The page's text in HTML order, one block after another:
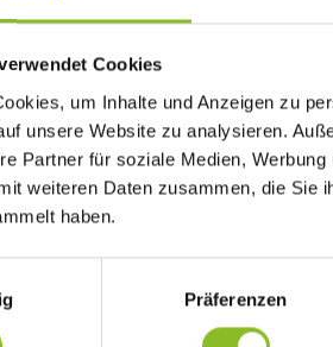
Cookies
um Inhalte und Anzeigen zu
unsere Website zu analysieren.
Partner für soziale Medien,
weiteren Daten zusammen, die Sie
haben.
Präferenzen
auch der Rasen wachsen.
Haushalte und Betriebe dazu auf,
zur Artenvielfalt zu leisten.
Insekten, Wildblumen und
eigenen Haustüre. Um zu zeigen,
Frastanz im „Gemeindepark“
wie sich Rasenflächen
gemäht werden.